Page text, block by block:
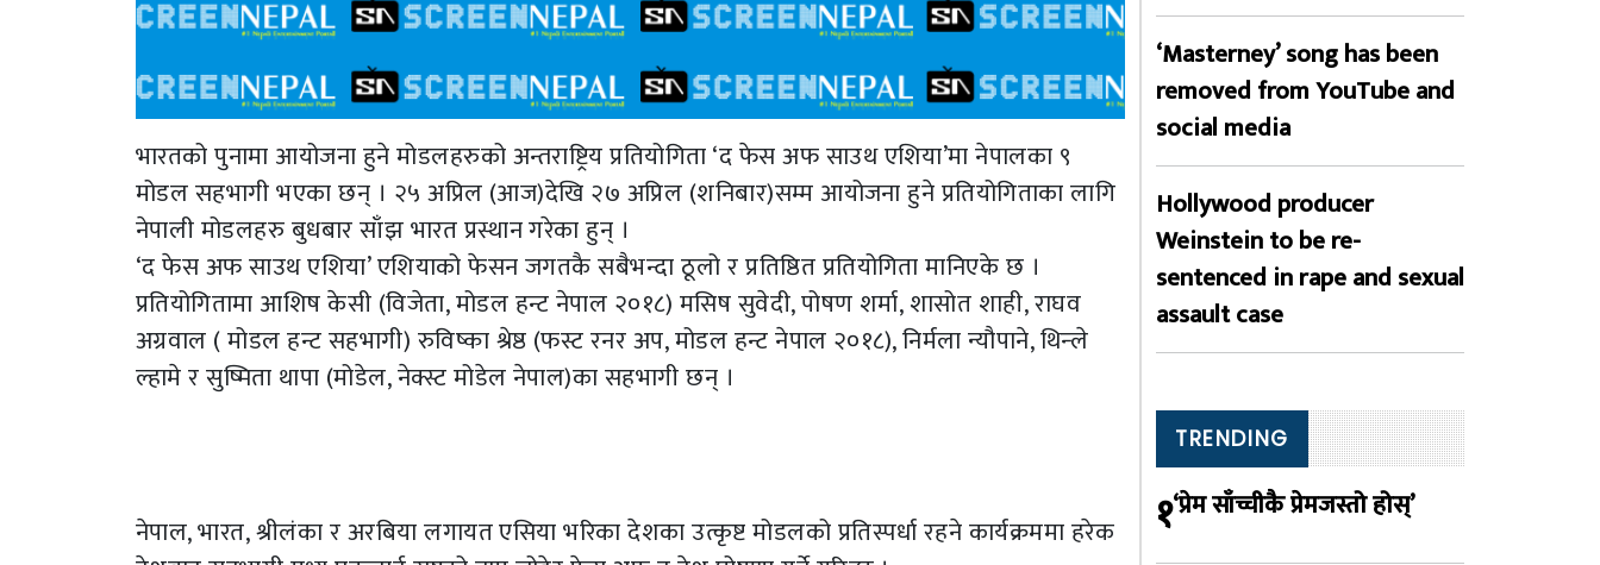
भारतको पुनामा आयोजना हुने मोडलहरुको अन्तराष्ट्रिय प्रतियोगिता ‘द फेस अफ साउथ एशिया’मा नेपालका ९
मोडल सहभागी भएका छन् । २५ अप्रिल (आज)देखि २७ अप्रिल (शनिबार)सम्म आयोजना हुने प्रतियोगिताका लागि
नेपाली मोडलहरु बुधबार साँझ भारत प्रस्थान गरेका हुन् ।
‘द फेस अफ साउथ एशिया’ एशियाको फेसन जगतकै सबैभन्दा ठूलो र प्रतिष्ठित प्रतियोगिता मानिएके छ ।
प्रतियोगितामा आशिष केसी (विजेता, मोडल हन्ट नेपाल २०१८) मसिष सुवेदी, पोषण शर्मा, शासोत शाही, राघव
अग्रवाल ( मोडल हन्ट सहभागी) रुविष्का श्रेष्ठ (फस्ट रनर अप, मोडल हन्ट नेपाल २०१८), निर्मला न्यौपाने, थिन्ले
ल्हामे र सुष्मिता थापा (मोडेल, नेक्स्ट मोडेल नेपाल)का सहभागी छन् ।
नेपाल, भारत, श्रीलंका र अरबिया लगायत एसिया भरिका देशका उत्कृष्ट मोडलको प्रतिस्पर्धा रहने कार्यक्रममा हरेक
‘Masterney’ song has been
removed from YouTube and
social media
Hollywood producer
Weinstein to be re-
sentenced in rape and sexual
assault case
TRENDING
१‘प्रेम साँच्चीकै प्रेमजस्तो होस्’